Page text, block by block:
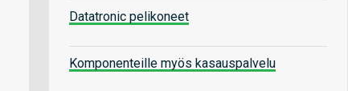
Datatronic pelikoneet
Komponenteille myös kasauspalvelu